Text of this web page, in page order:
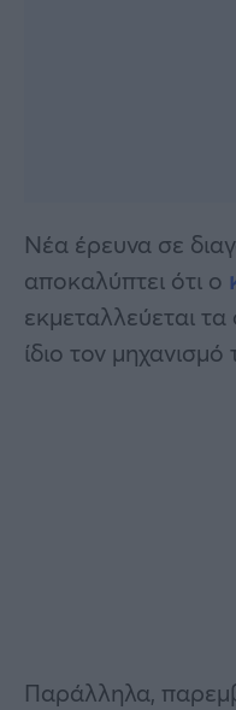
Νέα έρευνα σε
αποκαλύπτει ότι ο
εκμεταλλεύεται
ίδιο τον
Παράλληλα,